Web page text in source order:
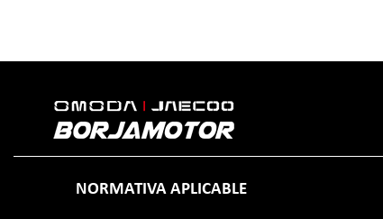
NORMATIVA APLICABLE